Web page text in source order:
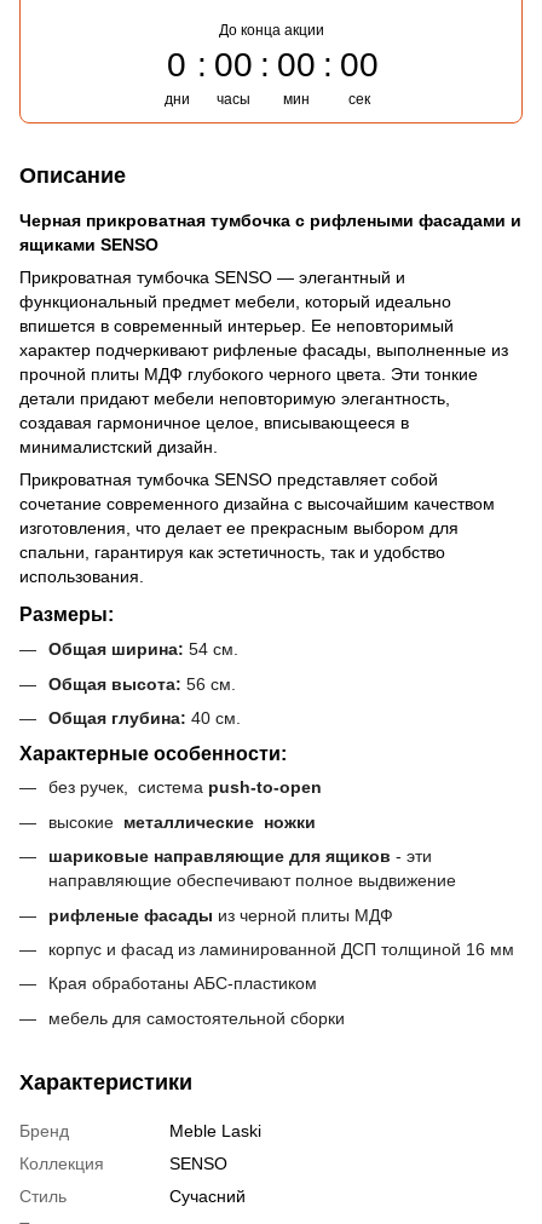
До конца акции
0
дни
00
часы
00
мин
00
сек
Описание
Черная прикроватная тумбочка с рифлеными фасадами и
ящиками SENSO
Прикроватная тумбочка SENSO — элегантный и
функциональный предмет мебели, который идеально
впишется в современный интерьер. Ее неповторимый
характер подчеркивают рифленые фасады, выполненные из
прочной плиты МДФ глубокого черного цвета. Эти тонкие
детали придают мебели неповторимую элегантность,
создавая гармоничное целое, вписывающееся в
минималистский дизайн.
Прикроватная тумбочка SENSO представляет собой
сочетание современного дизайна с высочайшим качеством
изготовления, что делает ее прекрасным выбором для
спальни, гарантируя как эстетичность, так и удобство
использования.
Размеры:
Общая ширина: 54 см.
Общая высота: 56 см.
Общая глубина: 40 см.
Характерные особенности:
без ручек, система push-to-open
высокие металлические ножки
шариковые направляющие для ящиков - эти
направляющие обеспечивают полное выдвижение
рифленые фасады из черной плиты МДФ
корпус и фасад из ламинированной ДСП толщиной 16 мм
Края обработаны АБС-пластиком
мебель для самостоятельной сборки
Характеристики
Бренд
Meble Laski
Коллекция
SENSO
Стиль
Сучасний